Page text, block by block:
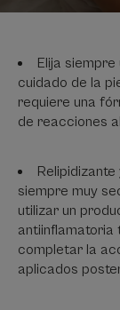
Elija
cuidado de la
requiere una
de reacciones
siempre muy
utilizar un
antiinflamatoria
completar la
aplicados